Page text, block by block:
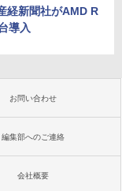
経新聞社がAMD R
導入
お問い合わせ
編集部へのご連絡
会社概要